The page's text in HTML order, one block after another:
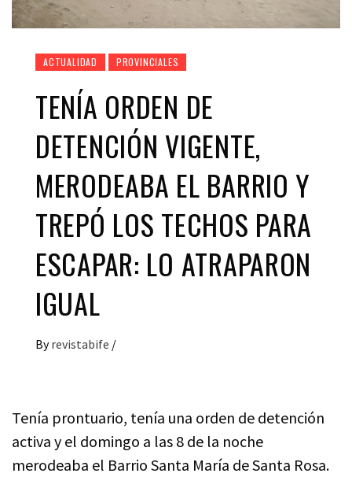
ACTUALIDAD PROVINCIALES
TENÍA ORDEN DE
DETENCIÓN VIGENTE,
MERODEABA EL BARRIO Y
TREPÓ LOS TECHOS PARA
ESCAPAR: LO ATRAPARON
IGUAL
By revistabife /
Tenía prontuario, tenía una orden de detención
activa y el domingo a las 8 de la noche
merodeaba el Barrio Santa María de Santa Rosa.